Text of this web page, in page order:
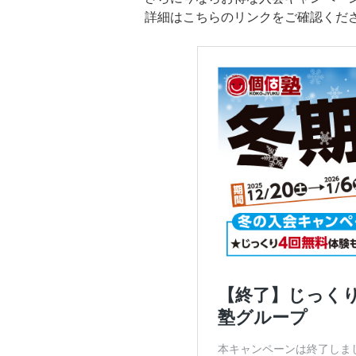
詳細はこちらのリンクをご確認くだ